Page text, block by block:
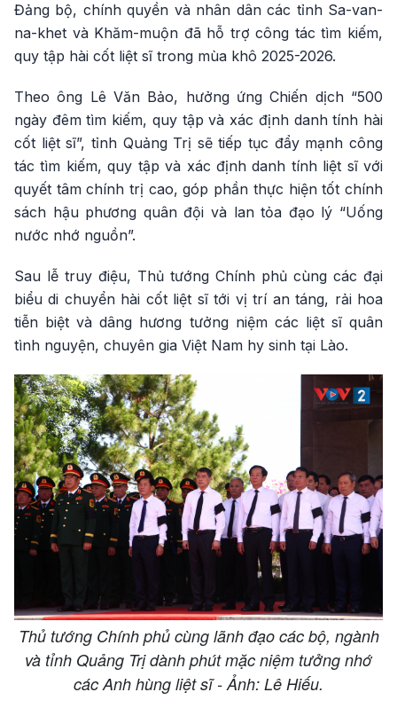
Đảng bộ, chính quyền và nhân dân các tỉnh Sa-van-
na-khet và Khăm-muộn đã hỗ trợ công tác tìm kiếm,
quy tập hài cốt liệt sĩ trong mùa khô 2025-2026.
Theo ông Lê Văn Bảo, hưởng ứng Chiến dịch “500
ngày đêm tìm kiếm, quy tập và xác định danh tính hài
cốt liệt sĩ”, tỉnh Quảng Trị sẽ tiếp tục đẩy mạnh công
tác tìm kiếm, quy tập và xác định danh tính liệt sĩ với
quyết tâm chính trị cao, góp phần thực hiện tốt chính
sách hậu phương quân đội và lan tỏa đạo lý “Uống
nước nhớ nguồn”.
Sau lễ truy điệu, Thủ tướng Chính phủ cùng các đại
biểu di chuyển hài cốt liệt sĩ tới vị trí an táng, rải hoa
tiễn biệt và dâng hương tưởng niệm các liệt sĩ quân
tình nguyện, chuyên gia Việt Nam hy sinh tại Lào.
Thủ tướng Chính phủ cùng lãnh đạo các bộ, ngành
và tỉnh Quảng Trị dành phút mặc niệm tưởng nhớ
các Anh hùng liệt sĩ - Ảnh: Lê Hiếu.